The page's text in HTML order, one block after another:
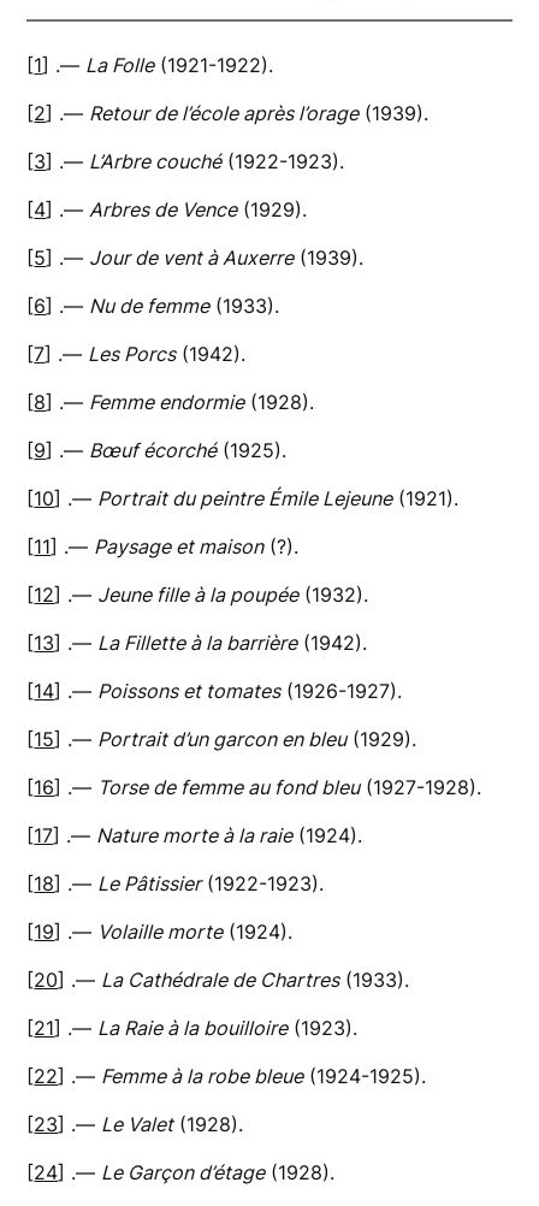
[1] .— La Folle(1921-1922).
[2] .— Retour de l’école après l’orage(1939).
[3] .— L’Arbre couché(1922-1923).
[4] .— Arbres de Vence(1929).
[5] .— Jour de vent à Auxerre(1939).
[6] .— Nu de femme(1933).
[7] .— Les Porcs(1942).
[8] .— Femme endormie(1928).
[9] .— Bœuf écorché(1925).
[10] .— Portrait du peintre Émile Lejeune(1921).
[11] .— Paysage et maison(?).
[12] .— Jeune fille à la poupée(1932).
[13] .— La Fillette à la barrière(1942).
[14] .— Poissons et tomates(1926-1927).
[15] .— Portrait d’un garcon en bleu(1929).
[16] .— Torse de femme au fond bleu(1927-1928).
[17] .— Nature morte à la raie(1924).
[18] .— Le Pâtissier(1922-1923).
[19] .— Volaille morte(1924).
[20] .— La Cathédrale de Chartres(1933).
[21] .— La Raie à la bouilloire(1923).
[22] .— Femme à la robe bleue(1924-1925).
[23] .— Le Valet(1928).
[24] .— Le Garçon d’étage(1928).